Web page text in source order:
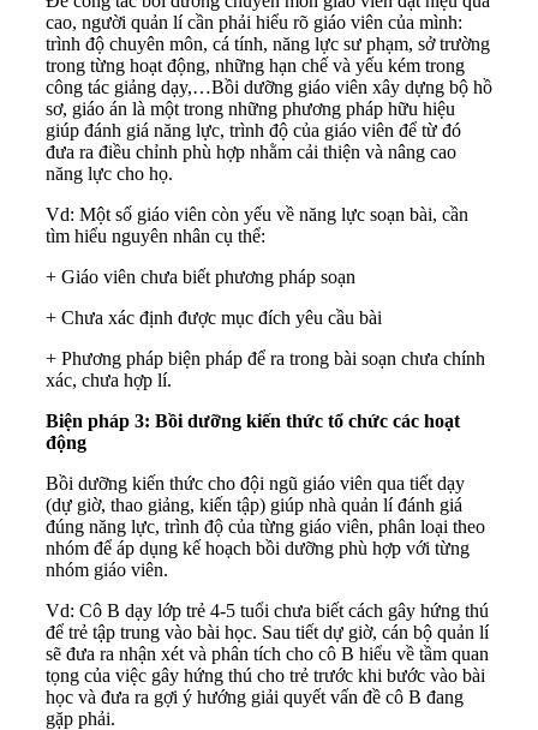
cao, người quản lí cần phải hiểu rõ giáo viên của mình:
trình độ chuyên môn, cá tính, năng lực sư phạm, sở trường
trong từng hoạt động, những hạn chế và yếu kém trong
công tác giảng dạy,…Bồi dưỡng giáo viên xây dựng bộ hồ
sơ, giáo án là một trong những phương pháp hữu hiệu
giúp đánh giá năng lực, trình độ của giáo viên để từ đó
đưa ra điều chỉnh phù hợp nhằm cải thiện và nâng cao
năng lực cho họ.
Vd: Một số giáo viên còn yếu về năng lực soạn bài, cần
tìm hiểu nguyên nhân cụ thể:
+ Giáo viên chưa biết phương pháp soạn
+ Chưa xác định được mục đích yêu cầu bài
+ Phương pháp biện pháp để ra trong bài soạn chưa chính
xác, chưa hợp lí.
Biện pháp 3: Bồi dưỡng kiến thức tổ chức các hoạt
động
Bồi dưỡng kiến thức cho đội ngũ giáo viên qua tiết dạy
(dự giờ, thao giảng, kiến tập) giúp nhà quản lí đánh giá
đúng năng lực, trình độ của từng giáo viên, phân loại theo
nhóm để áp dụng kế hoạch bồi dưỡng phù hợp với từng
nhóm giáo viên.
Vd: Cô B dạy lớp trẻ 4-5 tuổi chưa biết cách gây hứng thú
để trẻ tập trung vào bài học. Sau tiết dự giờ, cán bộ quản lí
sẽ đưa ra nhận xét và phân tích cho cô B hiểu về tầm quan
tọng của việc gây hứng thú cho trẻ trước khi bước vào bài
học và đưa ra gợi ý hướng giải quyết vấn đề cô B đang
gặp phải.